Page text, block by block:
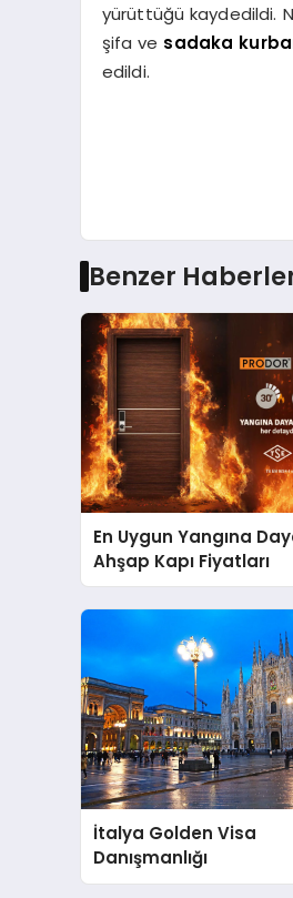
yürüttüğü kaydedildi.
şifa ve sadaka
edildi.
Benzer
En Uygun Yangına
Ahşap Kapı Fiyatları
İtalya Golden Visa
Danışmanlığı